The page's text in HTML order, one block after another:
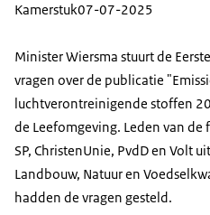
Kamerstuk07-07-2025
Minister Wiersma stuurt de
vragen over de publicatie
luchtverontreinigende stoffen
de Leefomgeving. Leden van de
SP, ChristenUnie, PvdD en Volt
Landbouw, Natuur en
hadden de vragen gesteld.